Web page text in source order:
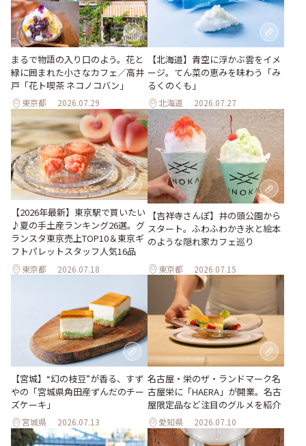
まるで物語の入り口のよう。花と
緑に囲まれた小さなカフェ／高井
戸「花ト喫茶 ネコノコバン」
東京都 2026.07.29
【北海道】青空に浮かぶ雲をイメ
ージ。てん菜の恵みを味わう「み
るくのくも」
北海道 2026.07.27
【2026年最新】東京駅で買いたい
♪夏の手土産ランキング26選。グ
ランスタ東京売上TOP10＆東京ギ
フトパレットスタッフ人気16品
東京都 2026.07.18
【吉祥寺さんぽ】井の頭公園から
スタート。ふわふわかき氷と絵本
のような隠れ家カフェ巡り
東京都 2026.07.15
【宮城】“幻の枝豆”が香る、すず
やの「宮城県角田産ずんだのチー
ズケーキ」
宮城県 2026.07.13
名古屋・栄のザ・ランドマーク名
古屋栄に「HAERA」が開業。名古
屋限定品など注目のグルメを紹介
愛知県 2026.07.10